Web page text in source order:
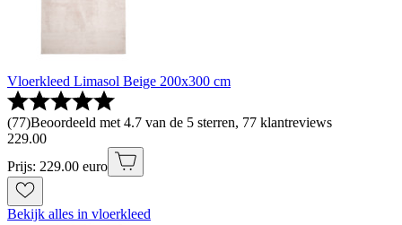
Vloerkleed Limasol Beige 200x300 cm
(77)Beoordeeld met 4.7 van de 5 sterren, 77 klantreviews
229.00
Prijs: 229.00 euro
Bekijk alles in vloerkleed